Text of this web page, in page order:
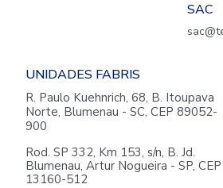
SAC
UNIDADES FABRIS
R. Paulo Kuehnrich, 68, B. Itoupava
Norte, Blumenau - SC, CEP 89052-
900
Rod. SP 332, Km 153, s/n, B. Jd.
Blumenau, Artur Nogueira - SP, CEP
13160-512